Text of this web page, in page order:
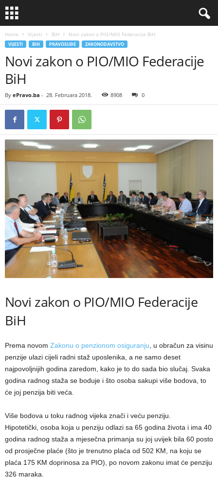
Home Vijesti BiH Novi zakon o PIO/MIO Federacije BiH
VIJESTI BIH PRAVOSUĐE ZAKONODAVSTVO
Novi zakon o PIO/MIO Federacije
BiH
By ePravo.ba - 28. Februara 2018. 8908 0
Novi zakon o PIO/MIO Federacije
BiH
Prema novom Zakonu o penzionom osiguranju, u obračun za visinu
penzije ulazi cijeli radni staž uposlenika, a ne samo deset
najpovoljnijih godina zaredom, kako je to do sada bio slučaj. Svaka
godina radnog staža se boduje i što osoba sakupi više bodova, to
će joj penzija biti veća.
Više bodova u toku radnog vijeka znači i veću penziju.
Hipotetički, osoba koja u penziju odlazi sa 65 godina života i ima 40
godina radnog staža a mjesečna primanja su joj uvijek bila 60 posto
od prosječne plaće (što je trenutno plaća od 502 KM, na koju se
plaća 175 KM doprinosa za PIO), po novom zakonu imat će penziju
326 maraka.